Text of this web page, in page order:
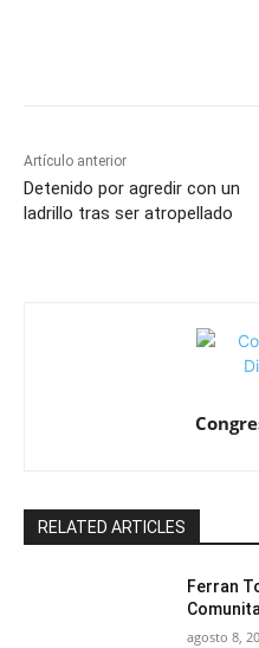
Artículo anterior
Detenido por agredir con un
ladrillo tras ser atropellado
RELATED ARTICLES
Ferran
agosto 8,